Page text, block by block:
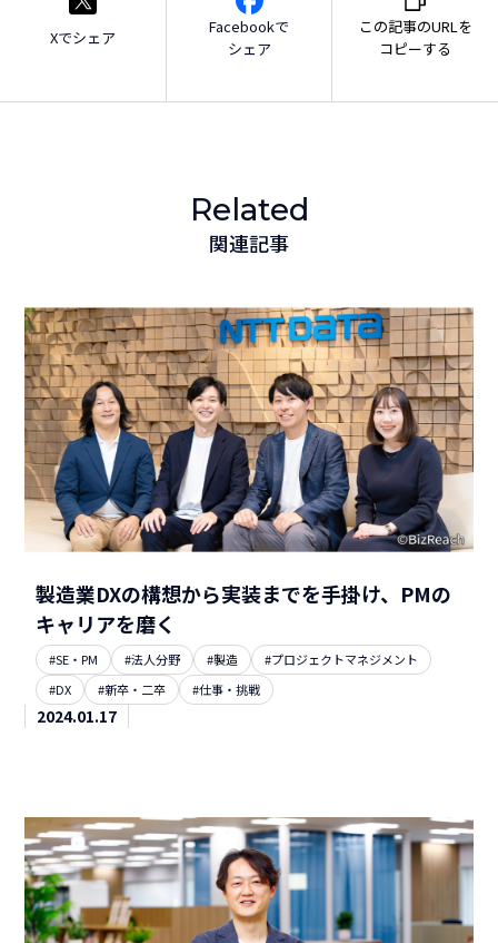
Xでシェア
Facebookで
シェア
この記事のURLを
コピーする
Related
関連記事
製造業DXの構想から実装までを手掛け、PMの
キャリアを磨く
#SE・PM #法人分野 #製造
#プロジェクトマネジメント
#DX
#新卒・二卒 #仕事・挑戦
2024.01.17